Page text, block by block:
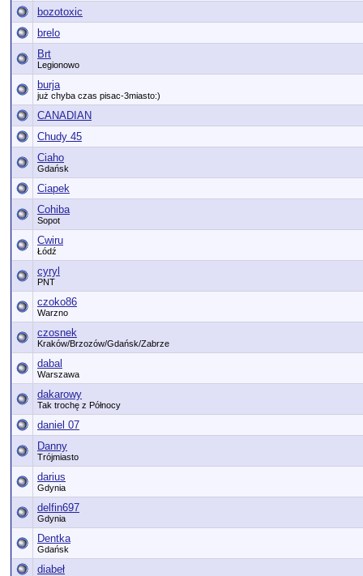
bozotoxic
brelo
Brt
Legionowo
burja
już chyba czas pisac-3miasto:)
CANADIAN
Chudy 45
Ciaho
Gdańsk
Ciapek
Cohiba
Sopot
Cwiru
Łódź
cyryl
PNT
czoko86
Warzno
czosnek
Kraków/Brzozów/Gdańsk/Zabrze
dabal
Warszawa
dakarowy
Tak trochę z Północy
daniel 07
Danny
Trójmiasto
darius
Gdynia
delfin697
Gdynia
Dentka
Gdańsk
diabeł